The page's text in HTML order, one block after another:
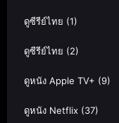
ดูซีรีย์ไทย (1)
ดูซีรีย์ไทย (2)
ดูหนัง Apple TV+ (9)
ดูหนัง Netflix (37)